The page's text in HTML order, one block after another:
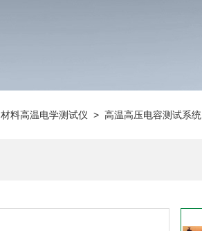
材料高温电学测试仪 >高温高压电容测试系统